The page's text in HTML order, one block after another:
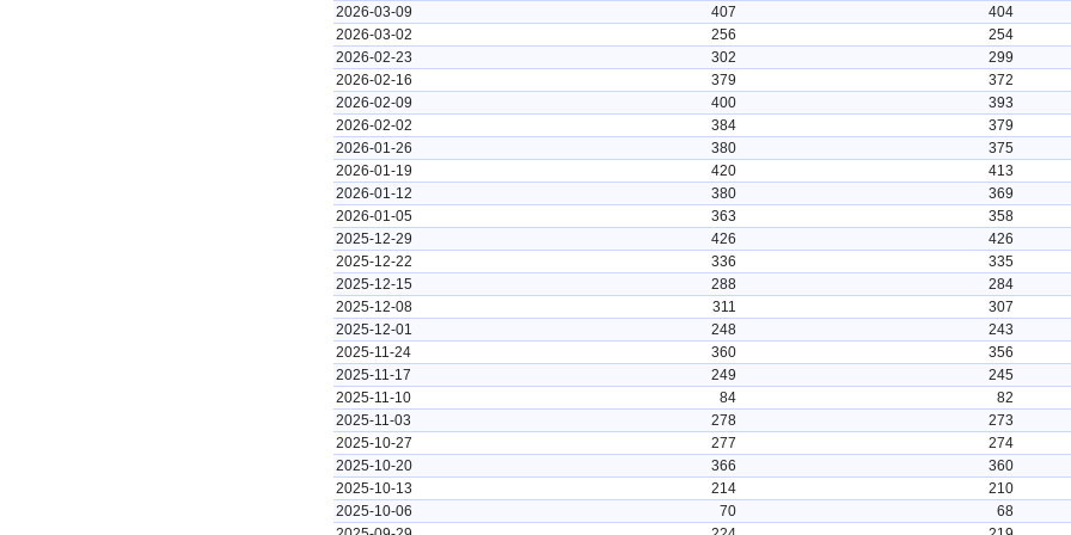
2026-03-09 407
404
2026-03-02
256
254
2026-02-23
302
299
2026-02-16
379
372
2026-02-09
400
393
2026-02-02
384
379
2026-01-26
380
375
2026-01-19
420
413
2026-01-12
380
369
2026-01-05
363
358
2025-12-29
426
426
2025-12-22
336
335
2025-12-15
288
284
2025-12-08
311
307
2025-12-01
248
243
2025-11-24
360
356
2025-11-17
249
245
2025-11-10
84
82
2025-11-03
278
273
2025-10-27
277
274
2025-10-20
366
360
2025-10-13
214
210
2025-10-06
70
68